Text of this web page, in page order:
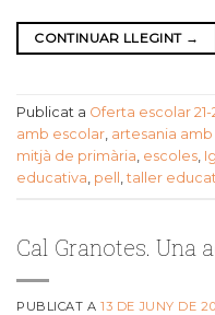
CONTINUAR LLEGINT →
Publicat a Oferta escolar 21-
amb escolar, artesania amb
mitjà de primària, escoles,
educativa, pell , taller
Cal Granotes. Una
PUBLICAT A13 DE JUNY DE